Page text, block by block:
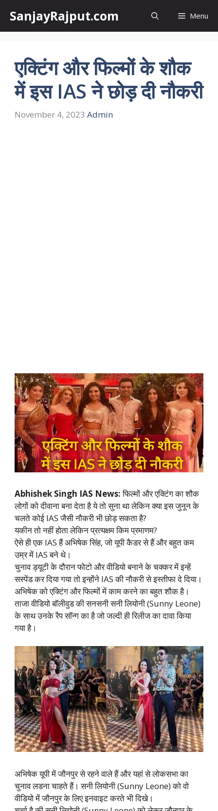
content
SanjayRajput.com Menu
एक्टिंग और फिल्मों के शौक
में इस IAS ने छोड़ दी नौकरी
November 4, 2023 Admin
Abhishek Singh IAS News:फिल्मों और एक्टिंग का शौक
लोगों को दीवाना बना देता है ये तो सुना था लेकिन क्या इस जुनून के
चलते कोई IAS जैसी नौकरी भी छोड़ सकता है?
यकीन तो नहीं होता लेकिन प्रत्यक्षम किम प्रमाणम?
ऐसे ही एक IAS हैं अभिषेक सिंह, जो यूपी कैडर से हैं और बहुत कम
उम्र में IAS बने थे।
चुनाव ड्यूटी के दौरान फोटो और वीडियो बनाने के चक्कर में इन्हें
सस्पेंड कर दिया गया तो इन्होंने IAS की नौकरी से इस्तीफा दे दिया।
अभिषेक को एक्टिंग और फिल्मों में काम करने का बहुत शौक है।
ताजा वीडियो बॉलीवुड की सनसनी सनी लियोनी (Sunny Leone)
के साथ उनके रैप सॉन्ग का है जो जल्दी ही रिलीज का दावा किया
गया है।
अभिषेक यूपी में जौनपुर से रहने वाले हैं और यहां से लोकसभा का
चुनाव लडना चाहते हैं। सनी लियोनी (Sunny Leone) को वो
वीडियो में जौनपुर के लिए इनवाइट करते भी दिखे।